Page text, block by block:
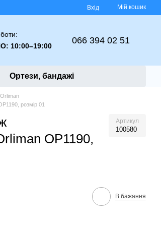
Вхід Мій кошик
10:00–19:00
066 394 02 51
Ортези, бандажі
розмір 01
OP1190,
Артикул
100580
В бажання